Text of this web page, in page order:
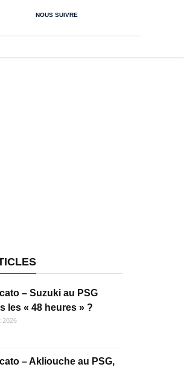
NOUS SUIVRE
– Suzuki au PSG
les « 48 heures » ?
2026
– Akliouche au PSG,